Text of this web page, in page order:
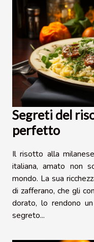
Segreti del
perfetto
Il risotto alla
italiana, amato non
mondo. La sua
di zafferano, che gli
dorato, lo rendono
segreto...